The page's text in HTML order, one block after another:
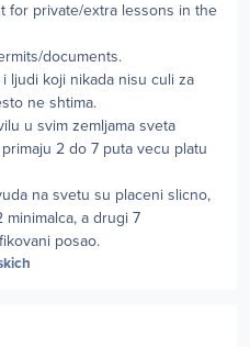
for private/extra lessons in the
documents.
ljudi koji nikada nisu culi za
ne shtima.
u svim zemljama sveta
2 do 7 puta vecu platu
na svetu su placeni slicno,
a drugi 7
posao.